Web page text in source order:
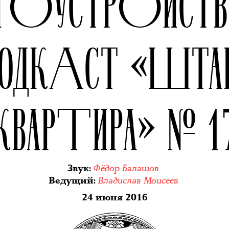
№
Звук: Фёдор Балашов
Ведущий:Владислав Моисеев
24 июня 2016